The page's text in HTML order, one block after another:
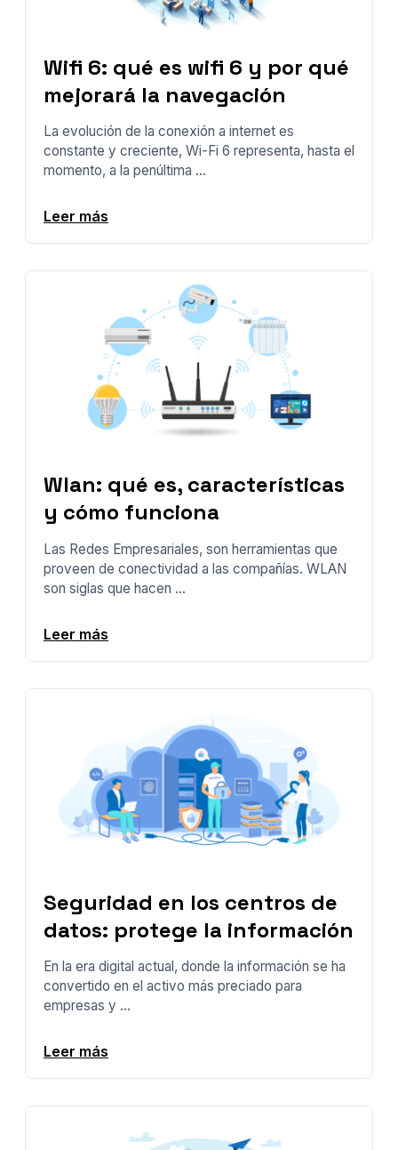
Wifi 6: qué es wifi 6 y por qué
mejorará la navegación
La evolución de la conexión a internet es
constante y creciente, Wi-Fi 6 representa, hasta el
momento, a la penúltima ...
Leer más
Wlan: qué es, características
y cómo funciona
Las Redes Empresariales, son herramientas que
proveen de conectividad a las compañías. WLAN
son siglas que hacen ...
Leer más
Seguridad en los centros de
datos: protege la información
En la era digital actual, donde la información se ha
convertido en el activo más preciado para
empresas y ...
Leer más